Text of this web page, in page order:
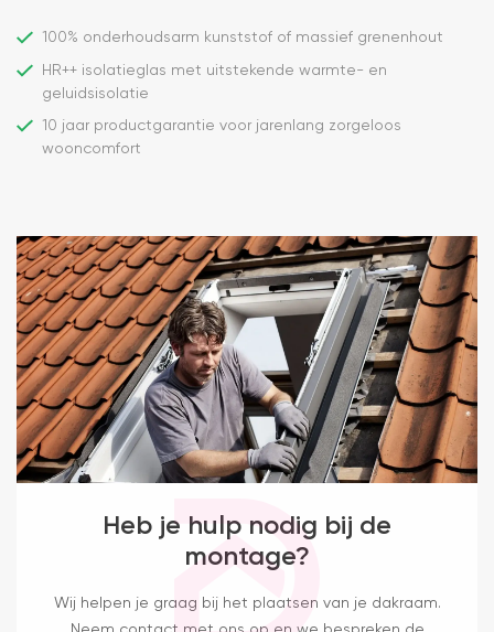
100% onderhoudsarm kunststof of massief grenenhout
HR++ isolatieglas met uitstekende warmte- en
geluidsisolatie
10 jaar productgarantie voor jarenlang zorgeloos
wooncomfort
Heb je hulp nodig bij de
montage?
Wij helpen je graag bij het plaatsen van je dakraam.